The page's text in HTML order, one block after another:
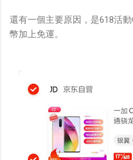
還有一個主要原因，是618活
幣加上免運。